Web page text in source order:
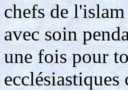
chefs de
avec soin
une fois pour